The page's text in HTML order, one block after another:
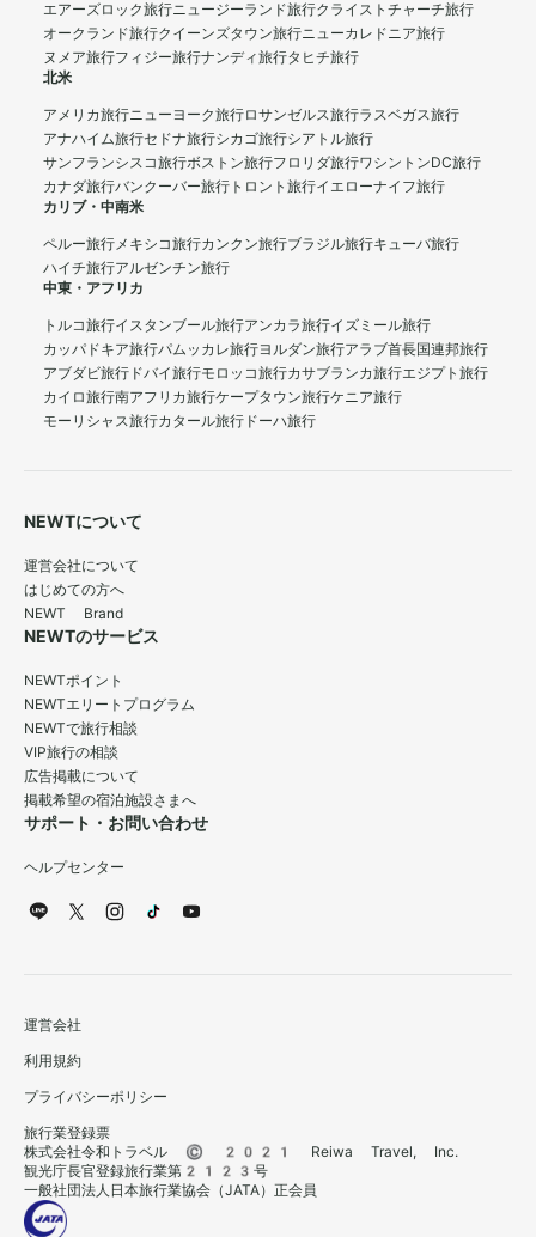
エアーズロック旅行ニュージーランド旅行クライストチャーチ旅行
オークランド旅行クイーンズタウン旅行ニューカレドニア旅行
ヌメア旅行フィジー旅行ナンディ旅行タヒチ旅行
北米
アメリカ旅行ニューヨーク旅行ロサンゼルス旅行ラスベガス旅行
アナハイム旅行セドナ旅行シカゴ旅行シアトル旅行
サンフランシスコ旅行ボストン旅行フロリダ旅行ワシントンDC旅行
カナダ旅行バンクーバー旅行 トロント旅行イエローナイフ旅行
カリブ・中南米
ペルー旅行メキシコ旅行カンクン旅行ブラジル旅行キューバ旅行
ハイチ旅行アルゼンチン旅行
中東・アフリカ
トルコ旅行イスタンブール旅行アンカラ旅行イズミール旅行
カッパドキア旅行パムッカレ旅行ヨルダン旅行アラブ首長国連邦旅行
アブダビ旅行 ドバイ旅行モロッコ旅行カサブランカ旅行エジプト旅行
カイロ旅行南アフリカ旅行ケープタウン旅行ケニア旅行
モーリシャス旅行カタール旅行 ドーハ旅行
NEWTについて
運営会社について
はじめての方へ
NEWT Brand
NEWTのサービス
NEWTポイント
NEWTエリートプログラム
NEWTで旅行相談
VIP旅行の相談
広告掲載について
掲載希望の宿泊施設さまへ
サポート・お問い合わせ
ヘルプセンター
運営会社
利用規約
プライバシーポリシー
旅行業登録票
株式会社令和トラベル © 2021 Reiwa Travel, Inc.
観光庁長官登録旅行業第2123号
一般社団法人日本旅行業協会（JATA）正会員